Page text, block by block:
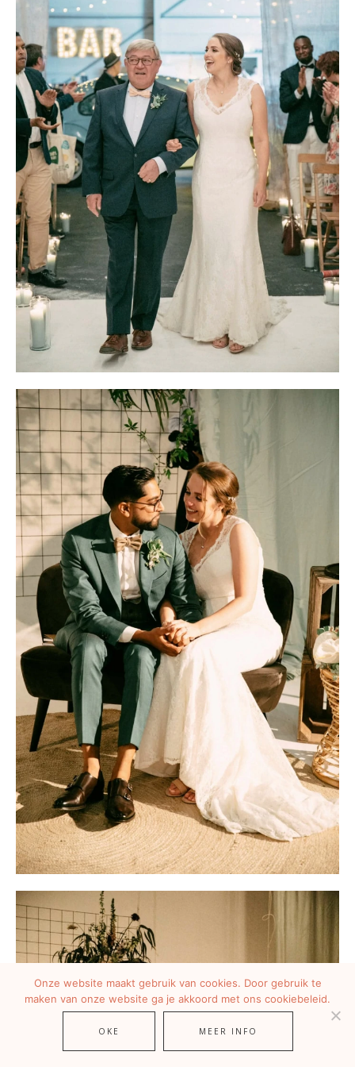
Onze website maakt gebruik van cookies. Door gebruik te
maken van onze website ga je akkoord met ons cookiebeleid.
OKE MEER INFO